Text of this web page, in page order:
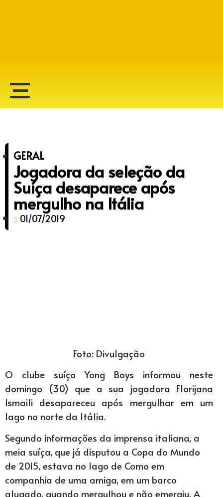
GERAL
Jogadora da seleção da
Suíça desaparece após
mergulho na Itália
01/07/2019
Foto: Divulgação
O clube suíço Yong Boys informou neste
domingo (30) que a sua jogadora Florijana
Ismaili desapareceu após mergulhar em um
lago no norte da Itália.
Segundo informações da imprensa italiana, a
meia suíça, que já disputou a Copa do Mundo
de 2015, estava no lago de Como em
companhia de uma amiga, em um barco
alugado, quando mergulhou e não emergiu. A